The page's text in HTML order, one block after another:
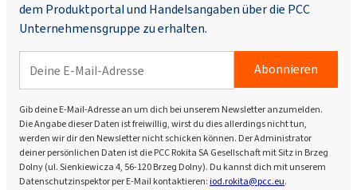
dem Produktportal und Handelsangaben über die PCC
Unternehmensgruppe zu erhalten.
Abonnieren
Gib deine E-Mail-Adresse an um dich bei unserem Newsletter anzumelden.
Die Angabe dieser Daten ist freiwillig, wirst du dies allerdings nicht tun,
werden wir dir den Newsletter nicht schicken können. Der Administrator
deiner persönlichen Daten ist die PCC Rokita SA Gesellschaft mit Sitz in Brzeg
Dolny (ul. Sienkiewicza 4, 56-120 Brzeg Dolny). Du kannst dich mit unserem
Datenschutzinspektor per E-Mail kontaktieren:iod.rokita@pcc.eu.